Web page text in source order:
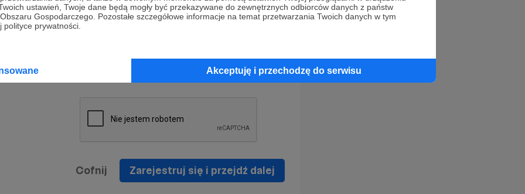
ustawień, Twoje dane będą mogły być przekazywane do zewnętrznych odbiorców danych z państw
Gospodarczego. Pozostałe szczegółowe informacje na temat przetwarzania Twoich danych w tym
prywatności.
Akceptuję i przechodzę do serwisu
na
osobowych podanych w formularzu rejestracyjnym w celu
prawidłowego świadczenia usług serwisu Patronite.
informacji handlowych - newslettera. Opcja ta może zostać
Cofnij Zarejestruj się i przejdź dalej